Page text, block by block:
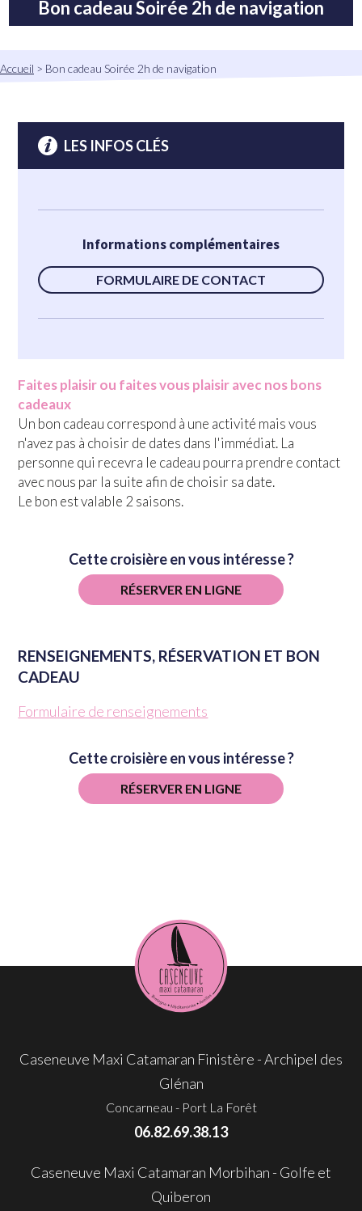
Bon cadeau Soirée 2h de navigation
Fil
Accueil Bon cadeau Soirée 2h de navigation
LES INFOS CLÉS
Informations complémentaires
FORMULAIRE DE CONTACT
Faites plaisir ou faites vous plaisir avec nos bons
cadeaux
Un bon cadeau correspond à une activité mais vous
n'avez pas à choisir de dates dans l'immédiat. La
personne qui recevra le cadeau pourra prendre contact
avec nous par la suite afin de choisir sa date.
Le bon est valable 2 saisons.
Cette croisière en vous intéresse ?
RÉSERVER EN LIGNE
RENSEIGNEMENTS, RÉSERVATION ET BON
CADEAU
Formulaire de renseignements
Cette croisière en vous intéresse ?
RÉSERVER EN LIGNE
Caseneuve Maxi Catamaran Finistère - Archipel des
Glénan
Concarneau - Port La Forêt
06.82.69.38.13
Caseneuve Maxi Catamaran Morbihan - Golfe et
Quiberon